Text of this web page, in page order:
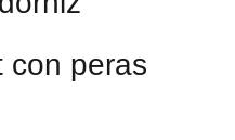
con peras